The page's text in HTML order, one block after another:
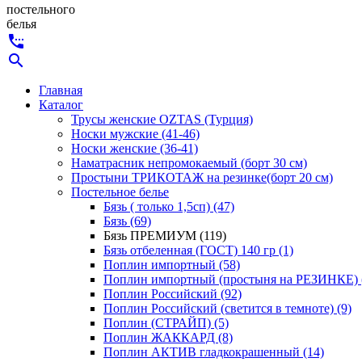
постельного
белья
settings_phone
search
Главная
Каталог
Трусы женские OZTAS (Турция)
Носки мужские (41-46)
Носки женские (36-41)
Наматрасник непромокаемый (борт 30 см)
Простыни ТРИКОТАЖ на резинке(борт 20 см)
Постельное белье
Бязь ( только 1,5сп) (47)
Бязь (69)
Бязь ПРЕМИУМ (119)
Бязь отбеленная (ГОСТ) 140 гр (1)
Поплин импортный (58)
Поплин импортный (простыня на РЕЗИНКЕ)
Поплин Российский (92)
Поплин Российский (светится в темноте) (9)
Поплин (СТРАЙП) (5)
Поплин ЖАККАРД (8)
Поплин АКТИВ гладкокрашенный (14)